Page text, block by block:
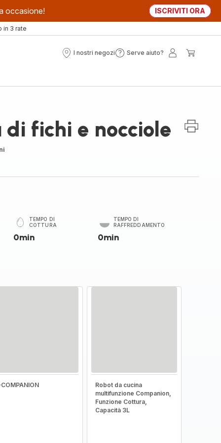
occasione! ISCRIVITI ORA
in 3 rate
I nostri negozi
I
Serve aiuto?
Serve
fichi e nocciole
TEMPO DI
COTTURA
0min
TEMPO DI
RAFFREDDAMENTO
0min
Robot da cucina
multifunzione Companion,
Funzione Cottura,
Capacità 3L